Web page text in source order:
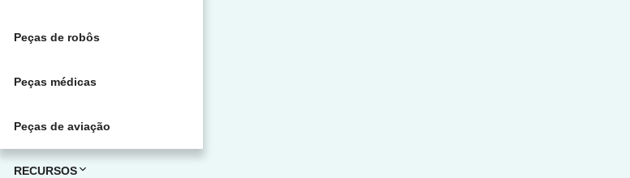
Peças de robôs
Peças médicas
Peças de aviação
RECURSOS